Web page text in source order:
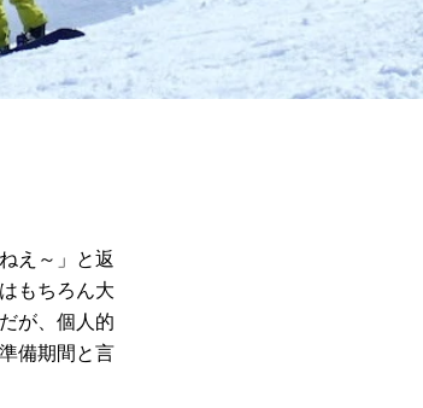
え～」と返
もちろん大
が、個人的
備期間と言